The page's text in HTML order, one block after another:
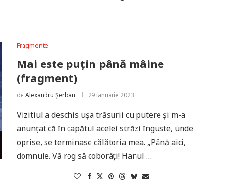
Fragmente
Mai este puțin până mâine
(fragment)
de Alexandru Șerban 29 ianuarie 2023
Vizitiul a deschis ușa trăsurii cu putere şi m-a
anunţat că în capătul acelei străzi înguste, unde
oprise, se terminase călătoria mea. „Până aici,
domnule. Vă rog să coborâţi! Hanul …